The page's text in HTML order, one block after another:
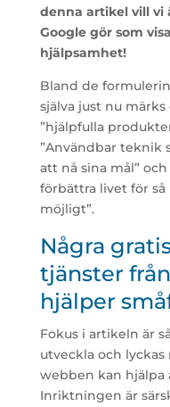
denna artikel vill vi
Google gör som
hjälpsamhet!
Bland de
själva just nu
”hjälpfulla
”Användbar teknik
att nå sina mål”
förbättra livet för
möjligt”.
Några
tjänster
hjälper
Fokus i artikeln är
utveckla och
webben kan hjälpa
Inriktningen är